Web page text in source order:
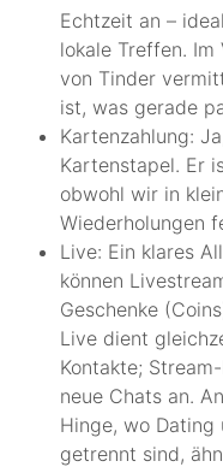
Echtzeit an –
lokale Treffen.
von Tinder
ist, was gerade
Kartenzahlung:
Kartenstapel. Er
obwohl wir in
Wiederholungen
Live: Ein klares
können
Geschenke
Live dient
Kontakte;
neue Chats an.
Hinge, wo
getrennt sind,